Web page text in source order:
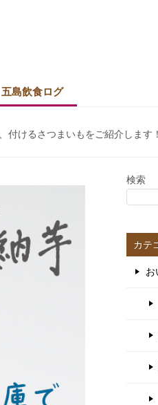
五島飲食ログ
けるさつまいもをご紹介します
検索
カテ
お